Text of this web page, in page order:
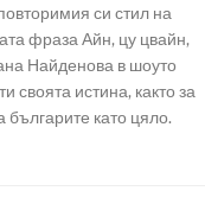
си стил на
фраза Айн, цу цвайн,
Найденова в шоуто
своята истина, както за
българите като цяло.